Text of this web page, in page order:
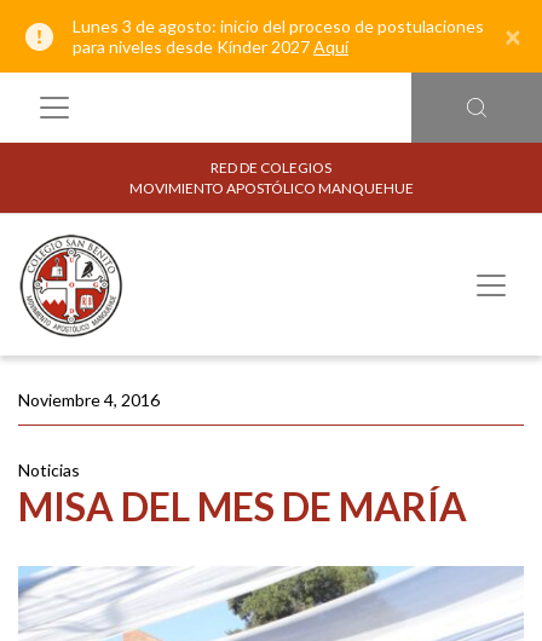
Lunes 3 de agosto: inicio del proceso de postulaciones
para niveles desde Kínder 2027Aquí ×
RED DE COLEGIOS
MOVIMIENTO APOSTÓLICO MANQUEHUE
Noviembre 4, 2016
Noticias
MISA DEL MES DE MARÍA